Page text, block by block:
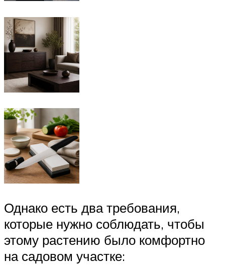
Однако есть два требования,
которые нужно соблюдать, чтобы
этому растению было комфортно
на садовом участке: